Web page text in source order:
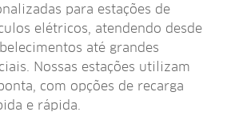
para estações de
elétricos, atendendo desde
até grandes
Nossas estações utilizam
com opções de recarga
e rápida.